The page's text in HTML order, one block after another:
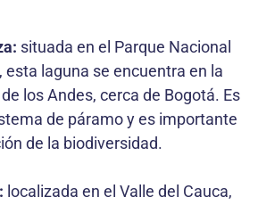
situada en el Parque Nacional
esta laguna se encuentra en la
los Andes, cerca de Bogotá. Es
de páramo y es importante
de la biodiversidad.
localizada en el Valle del Cauca,